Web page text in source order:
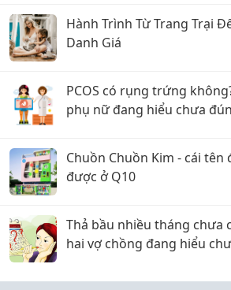
Hành Trình Từ Trang Trại
Danh Giá
PCOS có rụng trứng
phụ nữ đang hiểu chưa
Chuồn Chuồn Kim - cái
được ở Q10
Thả bầu nhiều tháng chưa
hai vợ chồng đang hiểu